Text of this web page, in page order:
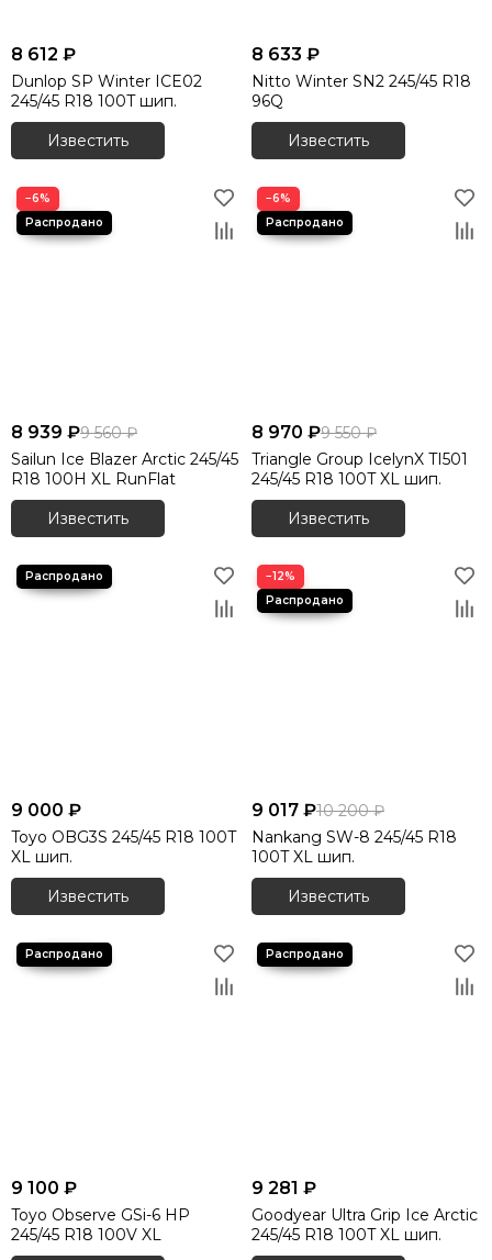
8 612 ₽
Dunlop SP Winter ICE02
245/45 R18 100T шип.
Известить
8 633 ₽
Nitto Winter SN2 245/45 R18
96Q
Известить
−6%
8 939 ₽9 560 ₽
Sailun Ice Blazer Arctic 245/45
R18 100H XL RunFlat
Известить
−6%
8 970 ₽9 550 ₽
Triangle Group IcelynX TI501
245/45 R18 100T XL шип.
Известить
9 000 ₽
Toyo OBG3S 245/45 R18 100T
XL шип.
Известить
−12%
9 017 ₽10 200 ₽
Nankang SW-8 245/45 R18
100T XL шип.
Известить
9 100 ₽
Toyo Observe GSi-6 HP
245/45 R18 100V XL
9 281 ₽
Goodyear Ultra Grip Ice Arctic
245/45 R18 100T XL шип.